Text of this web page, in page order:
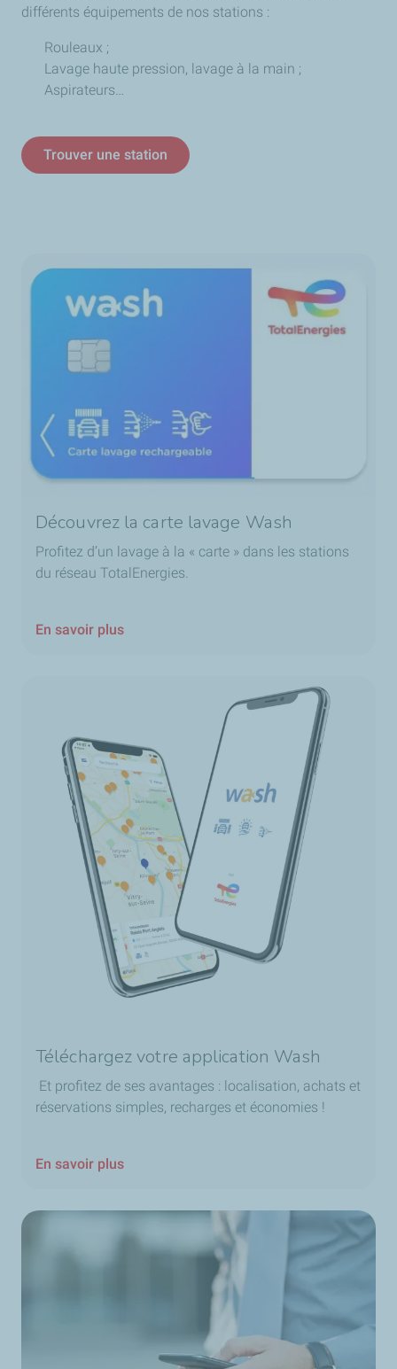
différents équipements de nos stations :
Rouleaux ;
Lavage haute pression, lavage à la main ;
Aspirateurs…
Trouver une station
Découvrez la carte lavage Wash
Profitez d’un lavage à la « carte » dans les stations
du réseau TotalEnergies.
En savoir plus
Téléchargez votre application Wash
Et profitez de ses avantages : localisation, achats et
réservations simples, recharges et économies !
En savoir plus